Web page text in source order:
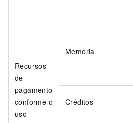
Recursos
de
pagamento
conforme o
uso
Memória
Créditos